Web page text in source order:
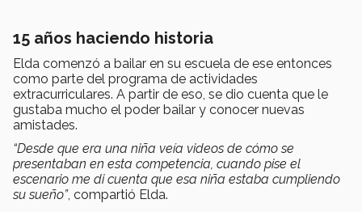
15 años haciendo historia
Elda comenzó a bailar en su escuela de ese entonces
como parte del programa de actividades
extracurriculares. A partir de eso, se dio cuenta que le
gustaba mucho el poder bailar y conocer nuevas
amistades.
“Desde que era una niña veía videos de cómo se
presentaban en esta competencia, cuando pise el
escenario me di cuenta que esa niña estaba cumpliendo
su sueño”, compartió Elda.